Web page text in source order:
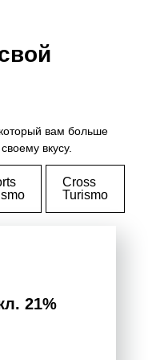
вам больше
вкусу.
Cross
Turismo
21%